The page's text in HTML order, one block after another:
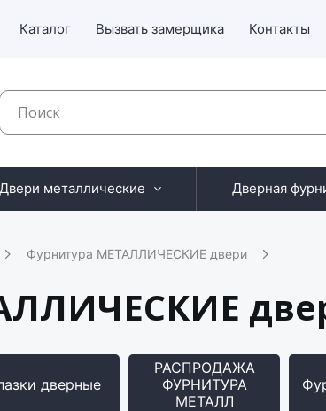
Каталог Вызвать замерщика Контакты
Двери металлические Дверная
Фурнитура МЕТАЛЛИЧЕСКИЕ двери
дверные
РАСПРОДАЖА
ФУРНИТУРА
МЕТАЛЛ